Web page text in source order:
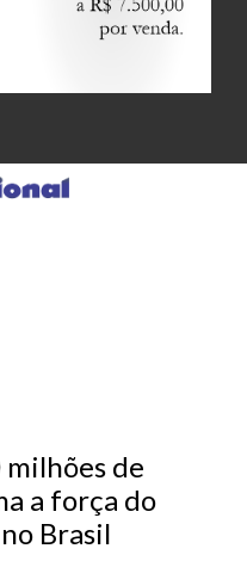
de
a força do
Brasil